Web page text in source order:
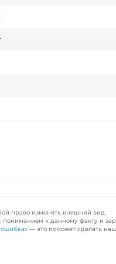
право изменять внешний вид,
пониманием к данному факту и
— это поможет сделать